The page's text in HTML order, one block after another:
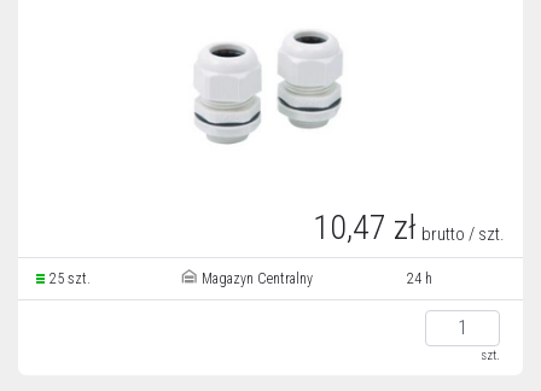
10,47 zł brutto / szt.
25 szt. Magazyn Centralny 24 h
szt.